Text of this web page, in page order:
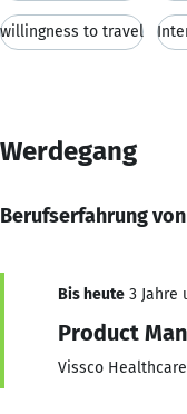
willingness to travel
Werdegang
Berufserfahrung
Bis heute 3 Jahre
Product
Vissco